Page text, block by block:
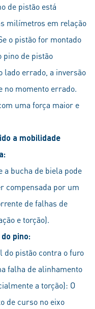
de pistão está
milímetros em relação
o pistão for montado
pino de pistão
lado errado, a inversão
no momento errado.
uma força maior e
a mobilidade
a bucha de biela pode
compensada por um
de falhas de
e torção).
pino:
do pistão contra o furo
falha de alinhamento
a torção): O
de curso no eixo